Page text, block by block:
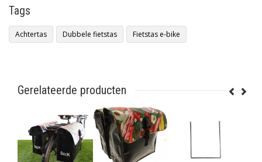
Tags
Achtertas Dubbele fietstas Fietstas e-bike
Gerelateerde producten